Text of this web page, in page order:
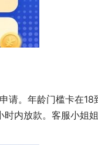
请。年龄门槛卡在18
内放款。客服小姐姐